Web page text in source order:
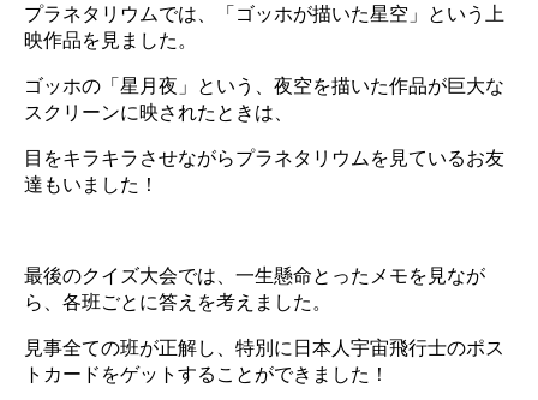
プラネタリウムでは、「ゴッホが描いた星空」という上
映作品を見ました。
ゴッホの「星月夜」という、夜空を描いた作品が巨大な
スクリーンに映されたときは、
目をキラキラさせながらプラネタリウムを見ているお友
達もいました！
最後のクイズ大会では、一生懸命とったメモを見なが
ら、各班ごとに答えを考えました。
見事全ての班が正解し、特別に日本人宇宙飛行士のポス
トカードをゲットすることができました！